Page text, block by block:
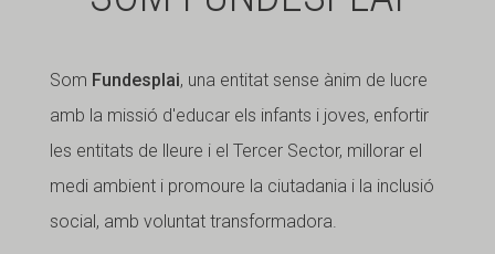
Som Fundesplai, una entitat sense ànim de lucre
amb la missió d'educar els infants i joves, enfortir
les entitats de lleure i el Tercer Sector, millorar el
medi ambient i promoure la ciutadania i la inclusió
social, amb voluntat transformadora.